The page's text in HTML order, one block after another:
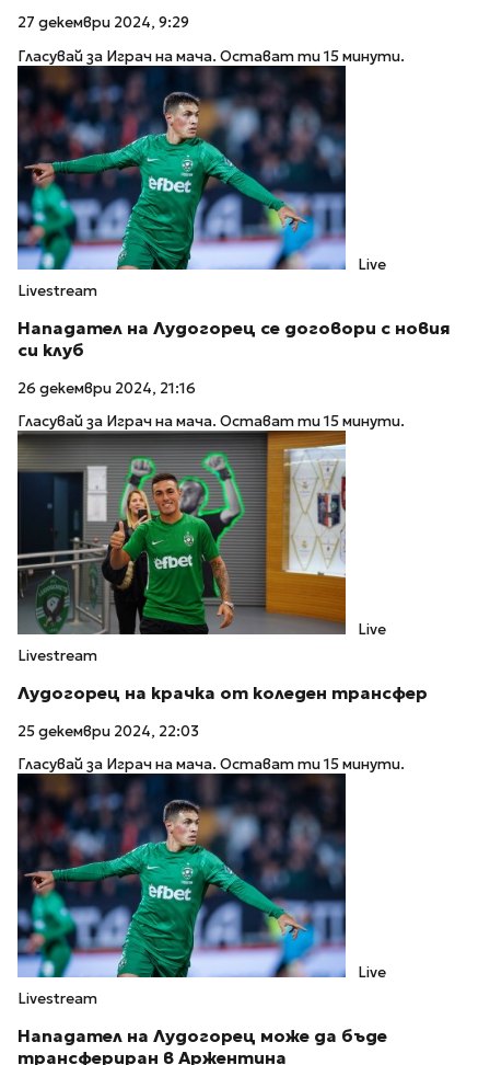
27 декември 2024, 9:29
Гласувай за Играч на мача. Остават ти 15 минути.
Live
Livestream
Нападател на Лудогорец се договори с новия
си клуб
26 декември 2024, 21:16
Гласувай за Играч на мача. Остават ти 15 минути.
Live
Livestream
Лудогорец на крачка от коледен трансфер
25 декември 2024, 22:03
Гласувай за Играч на мача. Остават ти 15 минути.
Live
Livestream
Нападател на Лудогорец може да бъде
трансфериран в Аржентина